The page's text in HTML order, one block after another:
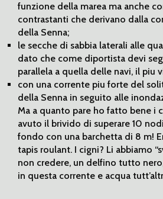
funzione della marea ma anche
contrastanti che derivano dalla
della Senna;
le secche di sabbia laterali alle
dato che come diportista devi
parallela a quella delle navi, il piu
con una corrente piu forte del
della Senna in seguito alle
Ma a quanto pare ho fatto bene i
avuto il brivido di superare 10
fondo con una barchetta di 8 m!
tapis roulant. I cigni? Li abbiamo
non credere, un delfino tutto
in questa corrente e acqua